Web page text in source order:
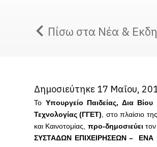
Πίσω στα Νέα &
Δημοσιεύτηκε 17 Μαΐου,
Το Υπουργείο Παιδείας, Δια
Τεχνολογίας (ΓΓΕΤ) , στο πλαίσιο
και Καινοτομίας,
προ-δημοσιεύει τον
ΣΥΣΤΑΔΩΝ ΕΠΙΧΕΙΡΗΣΕΩΝ –